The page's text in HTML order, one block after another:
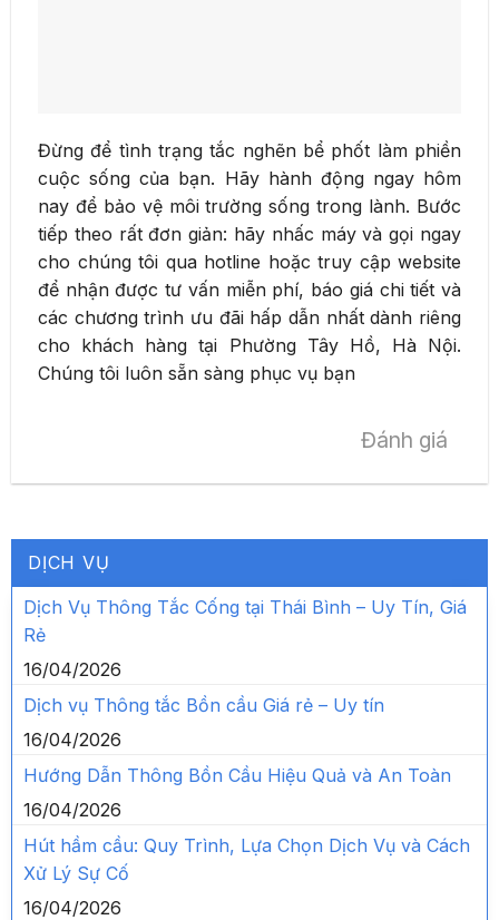
Đừng để tình trạng tắc nghẽn bể phốt làm phiền
cuộc sống của bạn. Hãy hành động ngay hôm
nay để bảo vệ môi trường sống trong lành. Bước
tiếp theo rất đơn giản: hãy nhấc máy và gọi ngay
cho chúng tôi qua hotline hoặc truy cập website
để nhận được tư vấn miễn phí, báo giá chi tiết và
các chương trình ưu đãi hấp dẫn nhất dành riêng
cho khách hàng tại Phường Tây Hồ, Hà Nội.
Chúng tôi luôn sẵn sàng phục vụ bạn
Đánh giá
DỊCH VỤ
Dịch Vụ Thông Tắc Cống tại Thái Bình – Uy Tín, Giá
Rẻ
16/04/2026
Dịch vụ Thông tắc Bồn cầu Giá rẻ – Uy tín
16/04/2026
Hướng Dẫn Thông Bồn Cầu Hiệu Quả và An Toàn
16/04/2026
Hút hầm cầu: Quy Trình, Lựa Chọn Dịch Vụ và Cách
Xử Lý Sự Cố
16/04/2026